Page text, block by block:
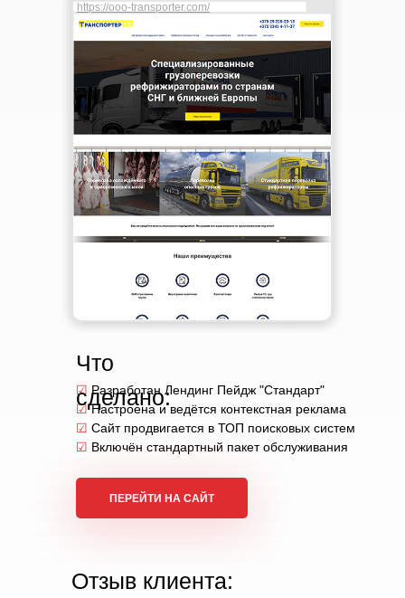
☑ Разработан Лендинг Пейдж "Стандарт"
☑Настроена и ведётся контекстная реклама
☑ Сайт продвигается в ТОП поисковых систем
☑ Включён стандартный пакет обслуживания
Отзыв клиента:
Что
сделано:
ПЕРЕЙТИ НА САЙТ
https://ooo-transporter.com/